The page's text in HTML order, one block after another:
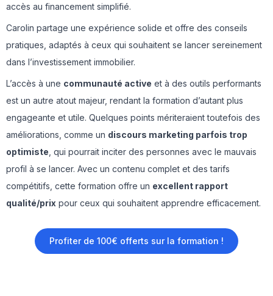
accès au financement simplifié.
Carolin partage une expérience solide et offre des conseils
pratiques, adaptés à ceux qui souhaitent se lancer sereinement
dans l’investissement immobilier.
L’accès à une communauté active et à des outils performants
est un autre atout majeur, rendant la formation d’autant plus
engageante et utile. Quelques points mériteraient toutefois des
améliorations, comme un discours marketing parfois trop
optimiste , qui pourrait inciter des personnes avec le mauvais
profil à se lancer. Avec un contenu complet et des tarifs
compétitifs, cette formation offre un excellent rapport
qualité/prix pour ceux qui souhaitent apprendre efficacement.
Profiter de 100€ offerts sur la formation !